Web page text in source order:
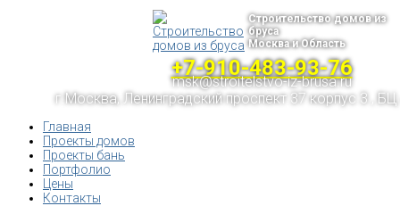
Строительство домов из
бруса
Москва и Область
+7-910-483-93-76
msk@stroitelstvo-iz-brusa.ru
г.Москва, Ленинградский проспект 37 корпус 3 , БЦ
Главная
Проекты домов
Проекты бань
Портфолио
Цены
Контакты